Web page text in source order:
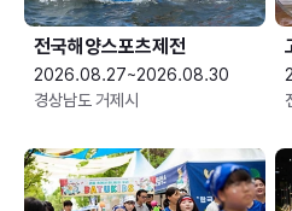
전국해양스포츠제전
2026.08.27~2026.08.30
경상남도 거제시